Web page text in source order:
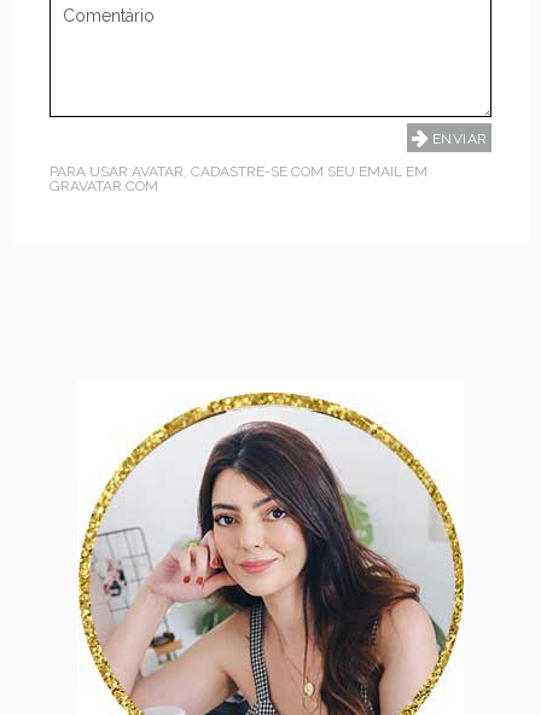
PARA USAR AVATAR, CADASTRE-SE COM SEU EMAIL EM
GRAVATAR.COM